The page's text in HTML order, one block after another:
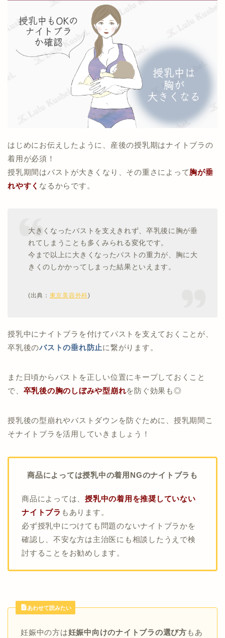
はじめにお伝えしたように、産後の授乳期はナイトブラの
着用が必須！
授乳期間はバストが大きくなり、その重さによって胸が垂
れやすく なるからです。
大きくなったバストを支えきれず、卒乳後に胸が垂
れてしまうことも多くみられる変化です。
今まで以上に大きくなったバストの重力が、胸に大
きくのしかかってしまった結果といえます。
(出典： 東京美容外科)
授乳中にナイトブラを付けてバストを支えておくことが、
卒乳後のバストの垂れ防止に繋がります。
また日頃からバストを正しい位置にキープしておくこと
で、 卒乳後の胸のしぼみや型崩れを防ぐ効果も◎
授乳後の型崩れやバストダウンを防ぐために、授乳期間こ
そナイトブラを活用していきましょう！
商品によっては授乳中の着用NGのナイトブラも
商品によっては、授乳中の着用を推奨していない
ナイトブラ もあります。
必ず授乳中につけても問題のないナイトブラかを
確認し、不安な方は主治医にも相談したうえで検
討することをお勧めします。
あわせて読みたい
妊娠中の方は妊娠中向けのナイトブラの選び方 もあ